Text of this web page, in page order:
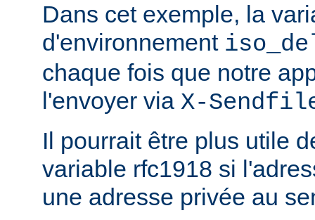
Dans cet exemple, la
d'environnement
chaque fois que notre
l'envoyer via X-
Il pourrait être plus utile
variable rfc1918 si
une adresse privée au